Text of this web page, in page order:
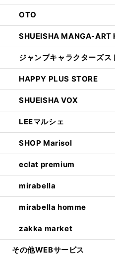
OTO
SHUEISHA MANGA-ART
ジャンプキャラクターズス
HAPPY PLUS STORE
SHUEISHA VOX
LEEマルシェ
SHOP Marisol
eclat premium
mirabella
mirabella homme
zakka market
その他WEBサービス